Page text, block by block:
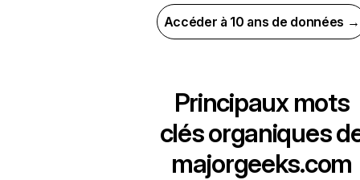
Accéder à 10 ans de données →
Principaux mots
clés organiques
majorgeeks.com